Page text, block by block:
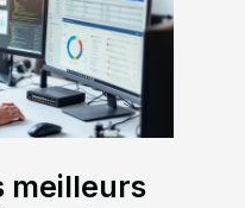
meilleurs